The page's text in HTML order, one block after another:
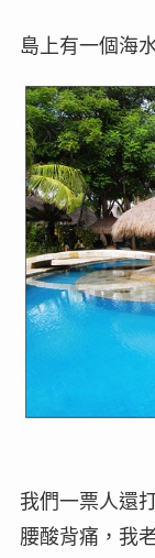
島上有一個海
我們一票人還
腰酸背痛，我